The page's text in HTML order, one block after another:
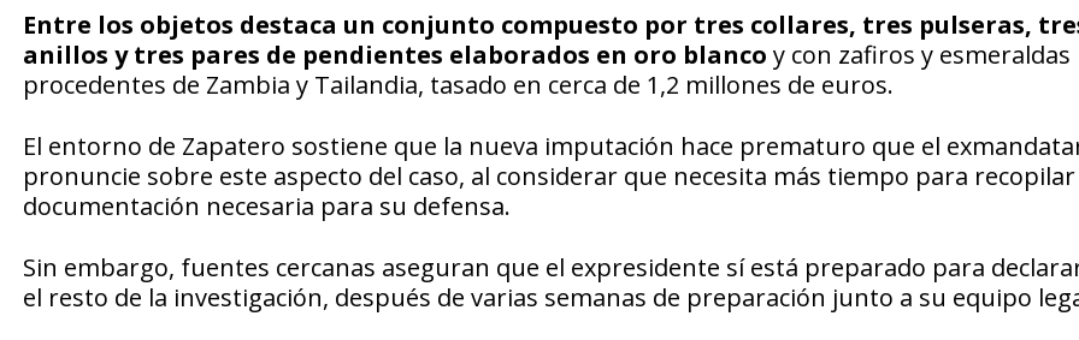
Entre los objetos destaca un conjunto compuesto por tres collares, tres pulseras,
anillos y tres pares de pendientes elaborados en oro blanco y con zafiros y esmeraldas
procedentes de Zambia y Tailandia, tasado en cerca de 1,2 millones de euros.
El entorno de Zapatero sostiene que la nueva imputación hace prematuro que el
pronuncie sobre este aspecto del caso, al considerar que necesita más tiempo para recopilar
documentación necesaria para su defensa.
Sin embargo, fuentes cercanas aseguran que el expresidente sí está preparado para
el resto de la investigación, después de varias semanas de preparación junto a su equipo